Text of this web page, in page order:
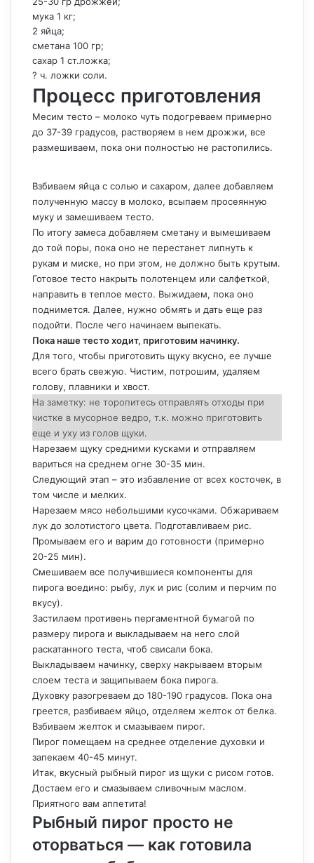
мука 1 кг;
2 яйца;
сметана 100 гр;
сахар 1 ст.ложка;
? ч. ложки соли.
Процесс приготовления
Месим тесто – молоко чуть подогреваем примерно
до 37-39 градусов, растворяем в нем дрожжи, все
размешиваем, пока они полностью не растопились.
Взбиваем яйца с солью и сахаром, далее добавляем
полученную массу в молоко, всыпаем просеянную
муку и замешиваем тесто.
По итогу замеса добавляем сметану и вымешиваем
до той поры, пока оно не перестанет липнуть к
рукам и миске, но при этом, не должно быть крутым.
Готовое тесто накрыть полотенцем или салфеткой,
направить в теплое место. Выжидаем, пока оно
поднимется. Далее, нужно обмять и дать еще раз
подойти. После чего начинаем выпекать.
Пока наше тесто ходит, приготовим начинку.
Для того, чтобы приготовить щуку вкусно, ее лучше
всего брать свежую. Чистим, потрошим, удаляем
голову, плавники и хвост.
На заметку: не торопитесь отправлять отходы при
чистке в мусорное ведро, т.к. можно приготовить
еще и уху из голов щуки.
Нарезаем щуку средними кусками и отправляем
вариться на среднем огне 30-35 мин.
Следующий этап – это избавление от всех косточек, в
том числе и мелких.
Нарезаем мясо небольшими кусочками. Обжариваем
лук до золотистого цвета. Подготавливаем рис.
Промываем его и варим до готовности (примерно
20-25 мин).
Смешиваем все получившиеся компоненты для
пирога воедино: рыбу, лук и рис (солим и перчим по
вкусу).
Застилаем противень пергаментной бумагой по
размеру пирога и выкладываем на него слой
раскатанного теста, чтоб свисали бока.
Выкладываем начинку, сверху накрываем вторым
слоем теста и защипываем бока пирога.
Духовку разогреваем до 180-190 градусов. Пока она
греется, разбиваем яйцо, отделяем желток от белка.
Взбиваем желток и смазываем пирог.
Пирог помещаем на среднее отделение духовки и
запекаем 40-45 минут.
Итак, вкусный рыбный пирог из щуки с рисом готов.
Достаем его и смазываем сливочным маслом.
Приятного вам аппетита!
Рыбный пирог просто не
оторваться — как готовила